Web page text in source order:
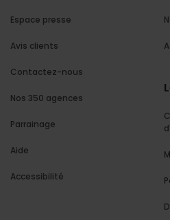
Espace presse
Avis clients
Contactez-nous
Nos 350 agences
Parrainage
Aide
Accessibilité
Conditions Générales